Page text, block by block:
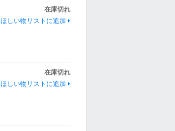
在庫切れ
ほしい物リストに追加
在庫切れ
ほしい物リストに追加